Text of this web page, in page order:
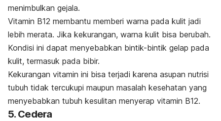
menimbulkan gejala.
Vitamin B12 membantu memberi warna pada kulit jadi
lebih merata. Jika kekurangan, warna kulit bisa berubah.
Kondisi ini dapat menyebabkan bintik-bintik gelap pada
kulit, termasuk pada bibir.
Kekurangan vitamin ini bisa terjadi karena asupan nutrisi
tubuh tidak tercukupi maupun masalah kesehatan yang
menyebabkan tubuh kesulitan menyerap vitamin B12.
5. Cedera